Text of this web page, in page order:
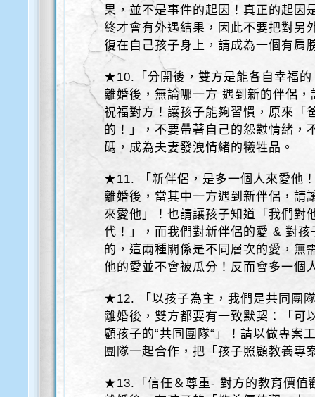
果，並不是事件的起因！真正的起因
終才會有外遇結果，因此不要把對另
復在自己孩子身上，請成為一個有肩
★10.「分開後，雙方是能各自幸福的
離婚後，無論哪一方 遇到新的伴侶
祝福對方！讓孩子能夠習慣，原來「
的！」，不要帶著自己的怨懟情緒，
碼，成為夫妻發洩情緒的犧牲品。
★11. 「新伴侶，是多一個人來愛他
離婚後，當其中一方遇到新伴侶，請
來愛他」！也請讓孩子知道「我們對
代！」，而我們對新伴侶的愛 & 對
的，這兩種關係是不同層次的愛，無
他的愛並不會被瓜分！反而會多一個
★12. 「以孩子為主，我們是共同團
離婚後，雙方都要有一致默契：「可
顧孩子的“共同團隊“」！請以做專案
團隊一起合作，把「孩子照顧教養專
★13.「信任＆尊重- 對方的教育價值